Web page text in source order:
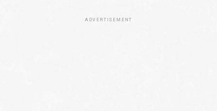
ADVERTISEMENT